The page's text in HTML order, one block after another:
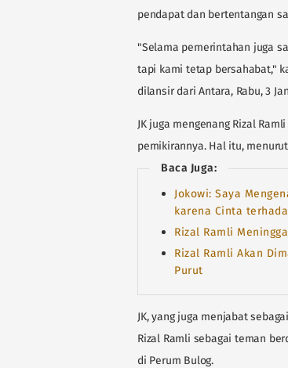
pendapat dan bertentangan
"Selama pemerintahan juga
tapi kami tetap bersahabat,"
dilansir dari Antara, Rabu, 3
JK juga mengenang Rizal
pemikirannya. Hal itu,
Baca Juga:
Jokowi: Saya
karena Cinta
Rizal Ramli
Rizal Ramli Akan
Purut
JK, yang juga menjabat
Rizal Ramli sebagai teman
di Perum Bulog.